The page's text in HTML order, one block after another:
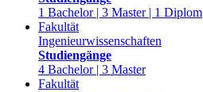
1 Bachelor | 3 Master | 1 Diplom
Fakultät
Ingenieurwissenschaften
Studiengänge
4 Bachelor | 3 Master
Fakultät